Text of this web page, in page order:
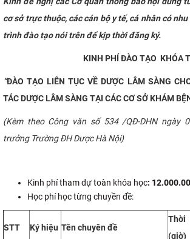
cơ sở trực thuộc, các cán bộ y tế, cá nhân có
trình đào tạo nói trên để kịp thời đăng ký.
KINH PHÍ ĐÀO TẠO KHÓA
“ĐÀO TẠO LIÊN TỤC VỀ DƯỢC LÂM SÀNG
TÁC DƯỢC LÂM SÀNG TẠI CÁC CƠ SỞ KHÁM
(Kèm theo Công văn số 534 /QĐ-DHN ngày
trưởng Trường ĐH Dược Hà Nội)
Kinh phí tham dự toàn khóa học:
Học phí học từng chuyền đề:
STT Ký hiệu Tên chuyên đề
(giờ)